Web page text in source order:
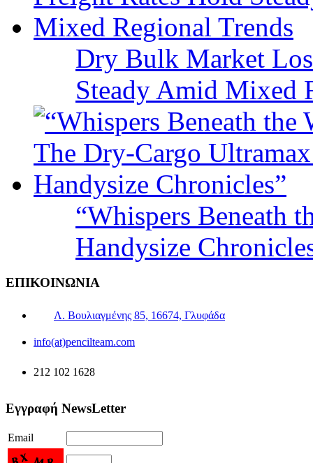
Dry Bulk Market
Steady Amid Mixed
“Whispers Beneath
Handysize
ΕΠΙΚΟΙΝΩΝΙΑ
Λ. Βουλιαγμένης 85, 16674, Γλυφάδα
info(at)pencilteam.com
212 102 1628
Εγγραφή NewsLetter
Email